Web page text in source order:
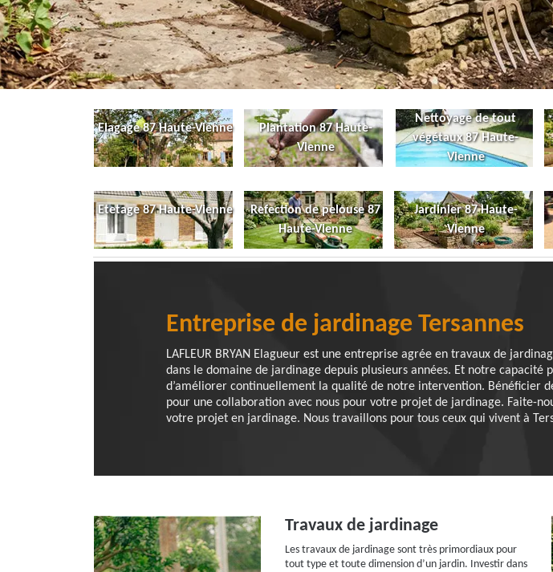
Elagage 87 Haute-Vienne
Plantation 87 Haute-
Vienne
Nettoyage de tout
végétaux 87 Haute-
Vienne
Etetage 87 Haute-Vienne
Refection de pelouse 87
Haute-Vienne
Jardinier 87 Haute-
Vienne
Entreprise de jardinage Tersannes
LAFLEUR BRYAN Elagueur est une entreprise agrée en travaux de
dans le domaine de jardinage depuis plusieurs années. Et notre capacité
d’améliorer continuellement la qualité de notre intervention. Bénéficier
pour une collaboration avec nous pour votre projet de jardinage. Faite-
votre projet en jardinage. Nous travaillons pour tous ceux qui vivent à
Travaux de jardinage
Les travaux de jardinage sont très primordiaux pour
tout type et toute dimension d’un jardin. Investir dans